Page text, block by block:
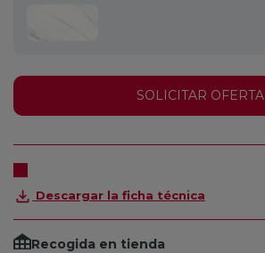
SOLICITAR OFERTA
Descargar la ficha técnica
Recogida en tienda